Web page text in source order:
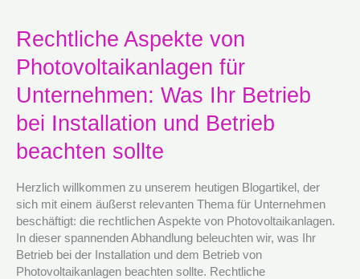
Rechtliche Aspekte von
Photovoltaikanlagen für
Unternehmen: Was Ihr Betrieb
bei Installation und Betrieb
beachten sollte
Herzlich willkommen zu unserem heutigen Blogartikel, der
sich mit einem äußerst relevanten Thema für Unternehmen
beschäftigt: die rechtlichen Aspekte von Photovoltaikanlagen.
In dieser spannenden Abhandlung beleuchten wir, was Ihr
Betrieb bei der Installation und dem Betrieb von
Photovoltaikanlagen beachten sollte. Rechtliche
Rechtliche
Aspekte
von
für
Unternehmen:
Was
Ihr
bei
Installation
und
Betrieb
beachten
sollte